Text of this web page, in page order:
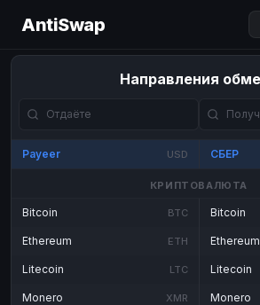
AntiSwap
Направления
Payeer USD СБЕР
КРИПТОВАЛЮТА
Bitcoin BTC
Ethereum ETH
Litecoin LTC
Monero XMR
Bitcoin
Ethereum
Litecoin
Monero